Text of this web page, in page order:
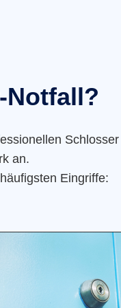
Notfall?
an.
Eingriffe: